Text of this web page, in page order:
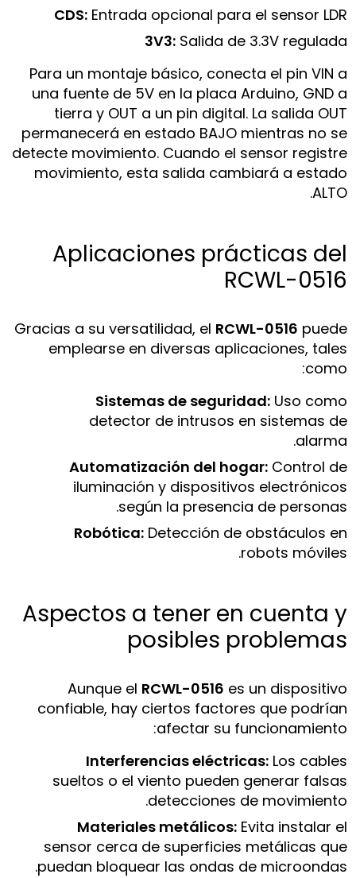
CDS:Entrada opcional para el sensor LDR
3V3:Salida de 3.3V regulada
Para un montaje básico, conecta el pin VIN a
una fuente de 5V en la placa Arduino, GND a
tierra y OUT a un pin digital. La salida OUT
permanecerá en estado BAJO mientras no se
detecte movimiento. Cuando el sensor registre
movimiento, esta salida cambiará a estado
ALTO.
Aplicaciones prácticas del
RCWL-0516
Gracias a su versatilidad, el RCWL-0516 puede
emplearse en diversas aplicaciones, tales
como:
Sistemas de seguridad:Uso como
detector de intrusos en sistemas de
alarma.
Automatización del hogar:Control de
iluminación y dispositivos electrónicos
según la presencia de personas.
Robótica:Detección de obstáculos en
robots móviles.
Aspectos a tener en cuenta y
posibles problemas
Aunque el RCWL-0516 es un dispositivo
confiable, hay ciertos factores que podrían
afectar su funcionamiento:
Interferencias eléctricas:Los cables
sueltos o el viento pueden generar falsas
detecciones de movimiento.
Materiales metálicos:Evita instalar el
sensor cerca de superficies metálicas que
puedan bloquear las ondas de microondas.